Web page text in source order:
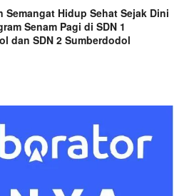
Semangat Hidup Sehat Sejak Dini
Senam Pagi di SDN 1
dan SDN 2 Sumberdodol